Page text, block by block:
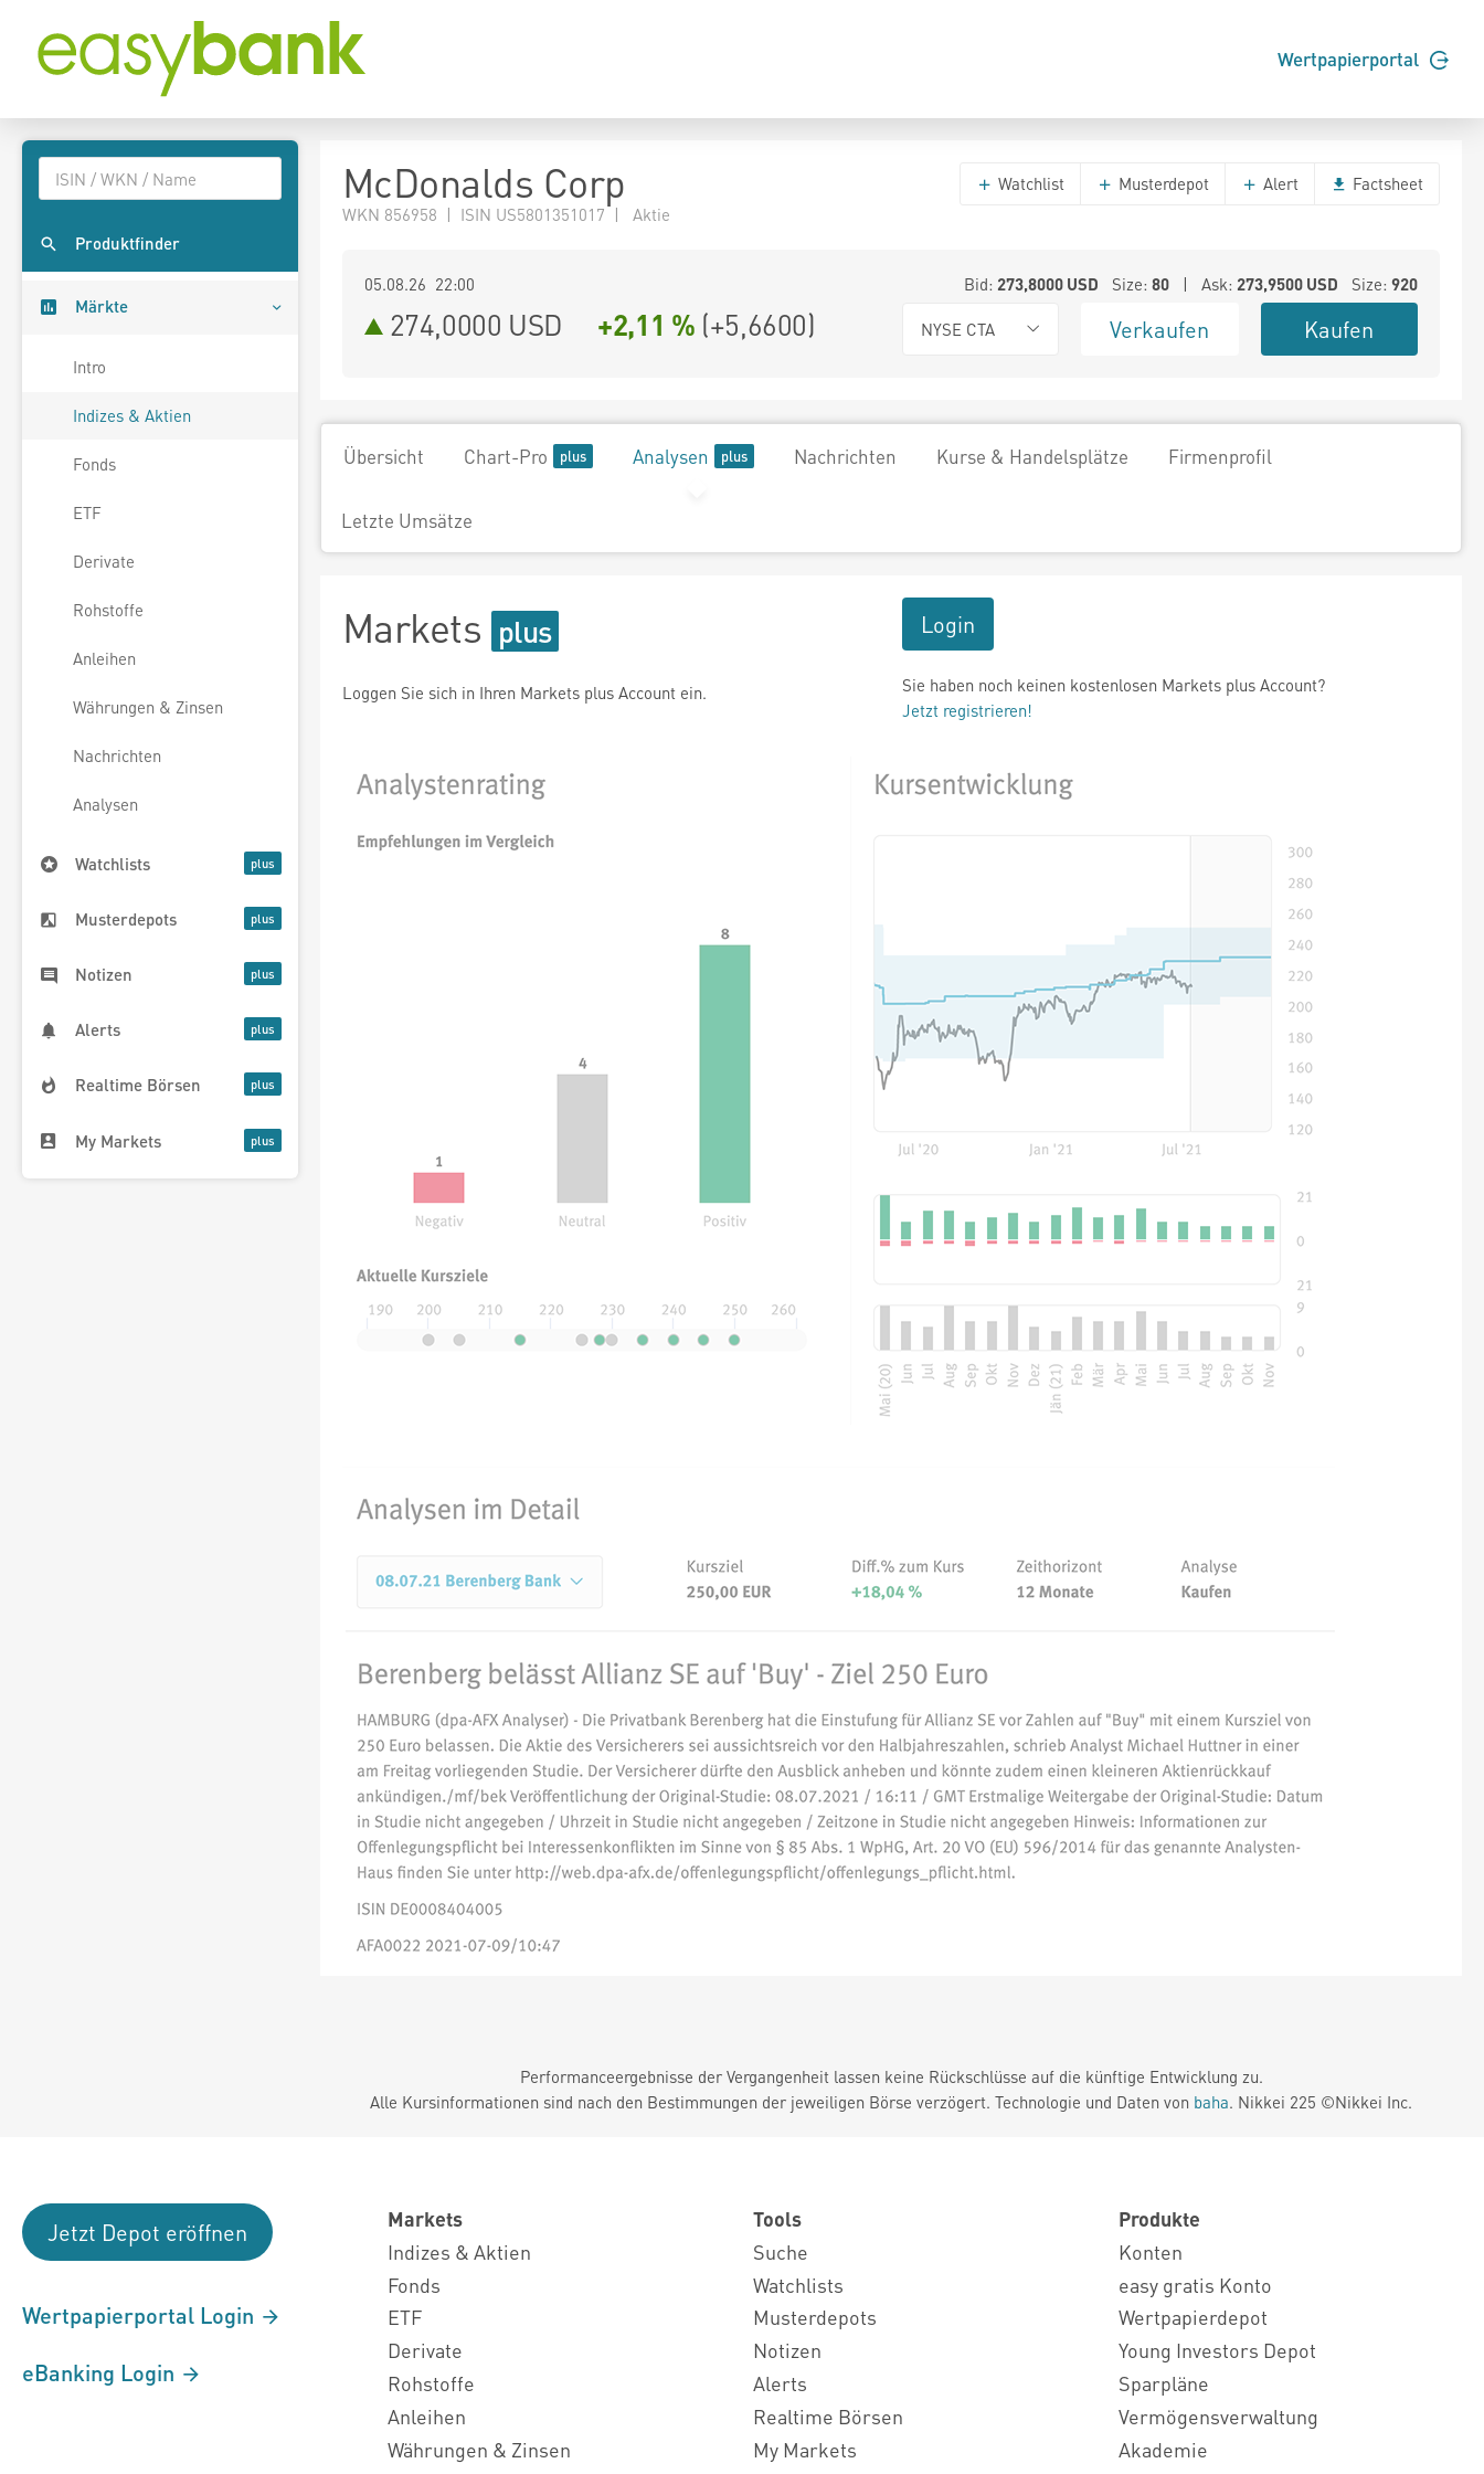
Wertpapierportal
Produktfinder
Märkte
Intro
Indizes & Aktien
Fonds
ETF
Derivate
Rohstoffe
Anleihen
Währungen & Zinsen
Nachrichten
Analysen
Watchlists
Musterdepots
Notizen
Alerts
Realtime Börsen
My Markets
McDonalds Corp
WKN 856958 | ISIN US5801351017 | Aktie
Watchlist Musterdepot Alert Factsheet
05.08.26 22:00 Bid: 273,8000USD Size: 80| Ask: 273,9500USD Size: 920
274,0000 USD +2,11 % (+5,6600) NYSE CTA Verkaufen Kaufen
Übersicht Chart-Pro Analysen Nachrichten Kurse & Handelsplätze Firmenprofil
Letzte Umsätze
Markets
Loggen Sie sich in Ihren Markets plus Account ein.
Login
Sie haben noch keinen kostenlosen Markets plus Account?
Jetzt registrieren!
Performanceergebnisse der Vergangenheit lassen keine Rückschlüsse auf die künftige Entwicklung zu.
Alle Kursinformationen sind nach den Bestimmungen der jeweiligen Börse verzögert. Technologie und Daten von baha. Nikkei 225 ©Nikkei Inc.
Jetzt Depot eröffnen
Wertpapierportal Login
eBanking Login
Markets
Indizes & Aktien
Fonds
ETF
Derivate
Rohstoffe
Anleihen
Währungen & Zinsen
Tools
Suche
Watchlists
Musterdepots
Notizen
Alerts
Realtime Börsen
My Markets
Produkte
Konten
easy gratis Konto
Wertpapierdepot
Young Investors Depot
Sparpläne
Vermögensverwaltung
Akademie